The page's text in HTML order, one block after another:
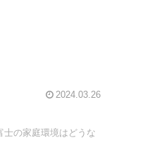
2024.03.26
士の家庭環境はどうな